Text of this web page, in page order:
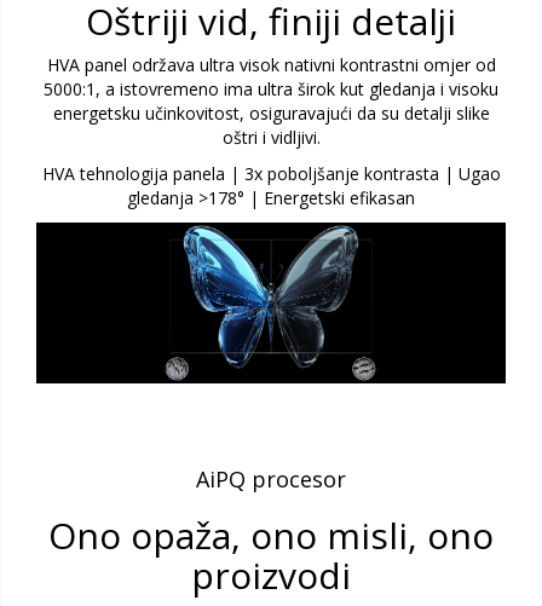
Oštriji vid, finiji detalji
HVA panel održava ultra visok nativni kontrastni omjer od
5000:1, a istovremeno ima ultra širok kut gledanja i visoku
energetsku učinkovitost, osiguravajući da su detalji slike
oštri i vidljivi.
HVA tehnologija panela | 3x poboljšanje kontrasta | Ugao
gledanja >178° | Energetski efikasan
AiPQ procesor
Ono opaža, ono misli, ono
proizvodi